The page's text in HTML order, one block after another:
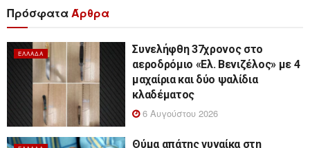
ΠρόσφαταΆρθρα
ΕΛΛΆΔΑ
Συνελήφθη 37χρονος στο
αεροδρόμιο «Ελ. Βενιζέλος» με 4
μαχαίρια και δύο ψαλίδια
κλαδέματος
6 Αυγούστου 2026
Θύμα απάτης γυναίκα στη